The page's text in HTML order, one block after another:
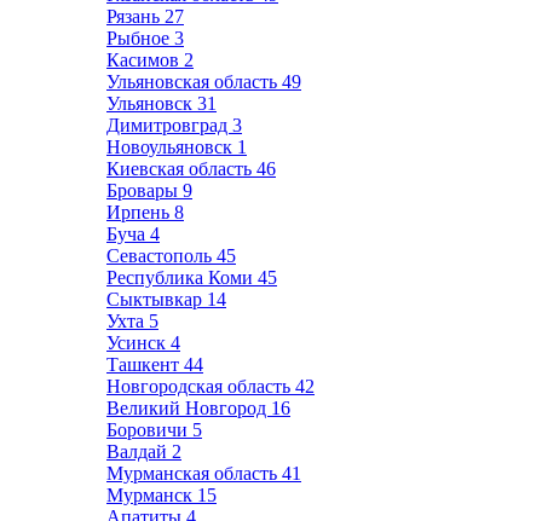
Рязань 27
Рыбное 3
Касимов 2
Ульяновская область 49
Ульяновск 31
Димитровград 3
Новоульяновск 1
Киевская область 46
Бровары 9
Ирпень 8
Буча 4
Севастополь 45
Республика Коми 45
Сыктывкар 14
Ухта 5
Усинск 4
Ташкент 44
Новгородская область 42
Великий Новгород 16
Боровичи 5
Валдай 2
Мурманская область 41
Мурманск 15
Апатиты 4